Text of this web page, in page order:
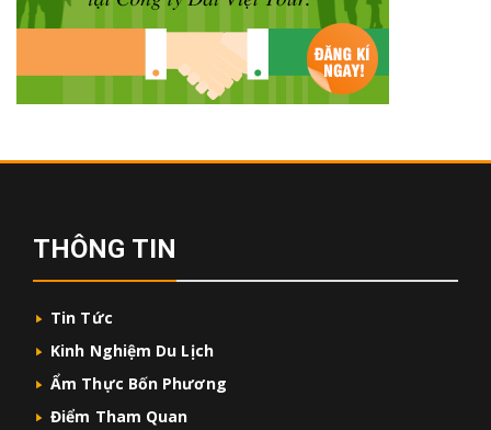
THÔNG TIN
Tin Tức
Kinh Nghiệm Du Lịch
Ẩm Thực Bốn Phương
Điểm Tham Quan